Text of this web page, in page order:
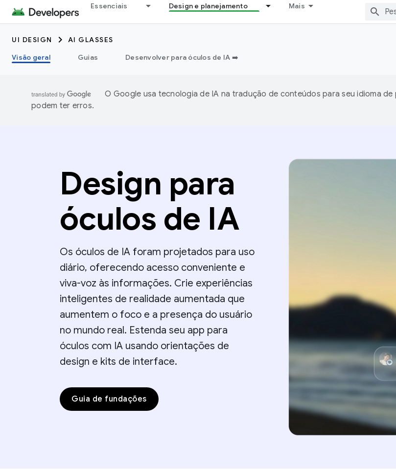
Essenciais Design e planejamento Mais
UI DESIGN
AI GLASSES
Visão geral
Guias Desenvolver para óculos de IA ➡️
O Google usa tecnologia de IA na tradução de conteúdos para seu idioma
podem ter erros.
Design para
óculos de IA
Os óculos de IA foram projetados para uso
diário, oferecendo acesso conveniente e
viva-voz às informações. Crie experiências
inteligentes de realidade aumentada que
aumentem o foco e a presença do usuário
no mundo real. Estenda seu app para
óculos com IA usando orientações de
design e kits de interface.
Guia de fundações